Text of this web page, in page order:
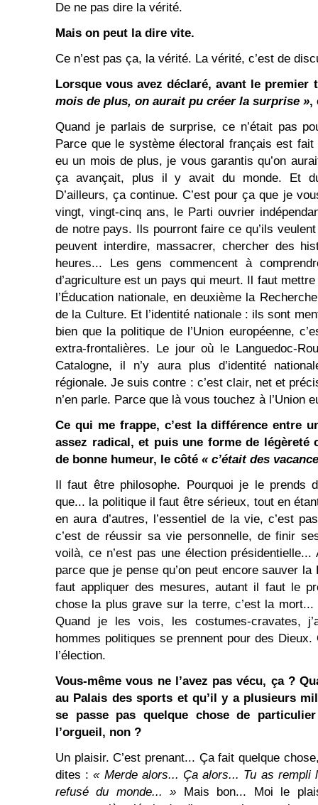
De ne pas dire la vérité.
Mais on peut la dire vite.
Ce n’est pas ça, la vérité. La vérité, c’est de
Lorsque vous avez déclaré, avant le
mois de plus, on aurait pu créer la surprise »,
Quand je parlais de surprise, ce n’était pas
Parce que le système électoral français est
eu un mois de plus, je vous garantis qu’on
ça avançait, plus il y avait du monde. Et
D’ailleurs, ça continue. C’est pour ça que je
vingt, vingt-cinq ans, le Parti ouvrier
de notre pays. Ils pourront faire ce qu’ils
peuvent interdire, massacrer, chercher des
heures... Les gens commencent à
d’agriculture est un pays qui meurt. Il faut
l’Éducation nationale, en deuxième la
de la Culture. Et l’identité nationale : ils sont
bien que la politique de l’Union européenne,
extra-frontalières. Le jour où le Languedoc-
Catalogne, il n’y aura plus d’identité
régionale. Je suis contre : c’est clair, net et
n’en parle. Parce que là vous touchez à l’Union
Ce qui me frappe, c’est la différence entre
assez radical, et puis une forme de légèreté
de bonne humeur, le côté « c’était des
Il faut être philosophe. Pourquoi je le prends
que... la politique il faut être sérieux, tout en
en aura d’autres, l’essentiel de la vie, c’est
c’est de réussir sa vie personnelle, de finir
voilà, ce n’est pas une élection
parce que je pense qu’on peut encore sauver la
faut appliquer des mesures, autant il faut le
chose la plus grave sur la terre, c’est la mort...
Quand je les vois, les costumes-cravates,
hommes politiques se prennent pour des
l’élection.
Vous-même vous ne l’avez pas vécu, ça ?
au Palais des sports et qu’il y a plusieurs
se passe pas quelque chose de
l’orgueil, non ?
Un plaisir. C’est prenant... Ça fait quelque
dites :« Merde alors... Ça alors... Tu as rempli
refusé du monde... » Mais bon... Moi le